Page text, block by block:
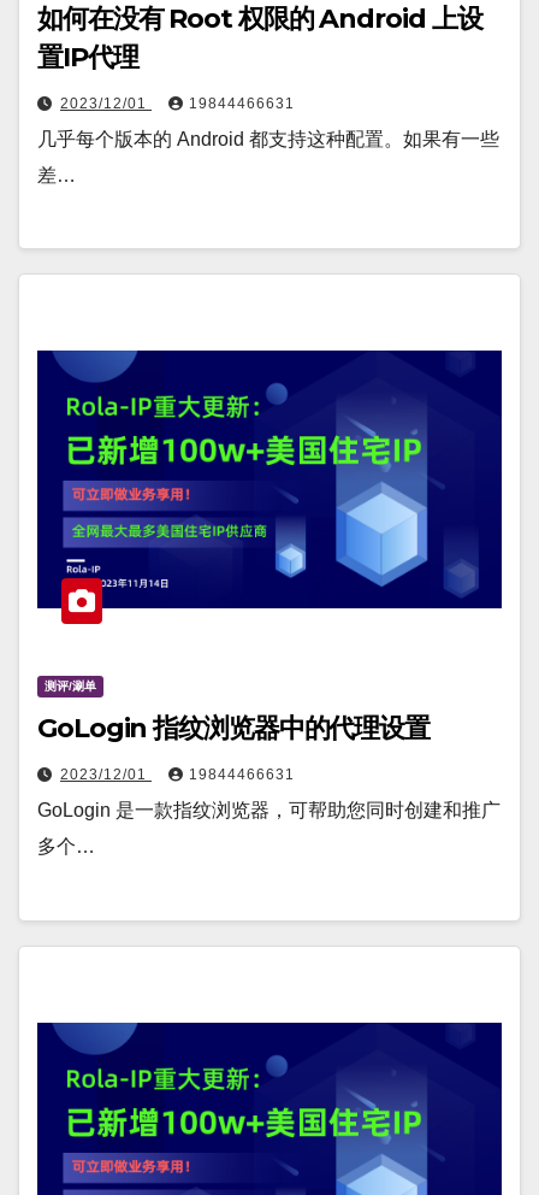
如何在没有 Root 权限的 Android 上设
置IP代理
2023/12/01 19844466631
几乎每个版本的 Android 都支持这种配置。如果有一些
差…
测评/涮单
GoLogin 指纹浏览器中的代理设置
2023/12/01 19844466631
GoLogin 是一款指纹浏览器，可帮助您同时创建和推广
多个…